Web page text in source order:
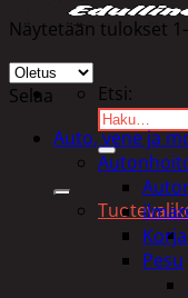
Etsi:
Näytetään tulokset
Selaa
Auto, vene ja
Pesu